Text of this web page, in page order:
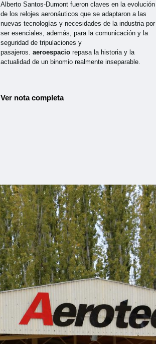
Alberto Santos-Dumont fueron claves en la evolución
de los relojes aeronáuticos que se adaptaron a las
nuevas tecnologías y necesidades de la industria por
ser esenciales, además, para la comunicación y la
seguridad de tripulaciones y
pasajeros.aeroespaciorepasa la historia y la
actualidad de un binomio realmente inseparable.
Ver nota completa